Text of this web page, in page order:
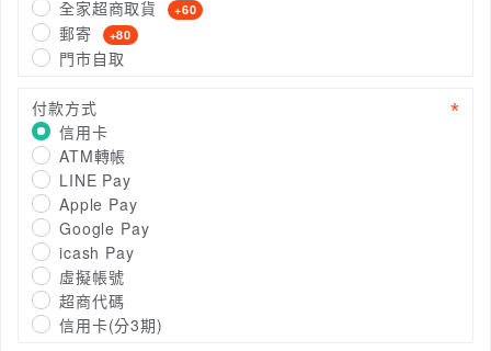
全家超商取貨 +60
郵寄 +80
門市自取
付款方式
信用卡
ATM轉帳
LINE Pay
Apple Pay
Google Pay
icash Pay
虛擬帳號
超商代碼
信用卡(分3期)